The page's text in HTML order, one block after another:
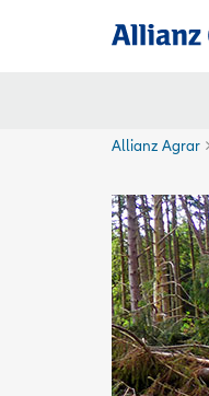
Allianz Agrar